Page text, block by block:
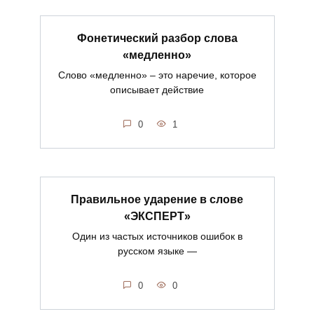
Фонетический разбор слова
«медленно»
Слово «медленно» – это наречие, которое
описывает действие
0 1
Правильное ударение в слове
«ЭКСПЕРТ»
Один из частых источников ошибок в
русском языке —
0 0